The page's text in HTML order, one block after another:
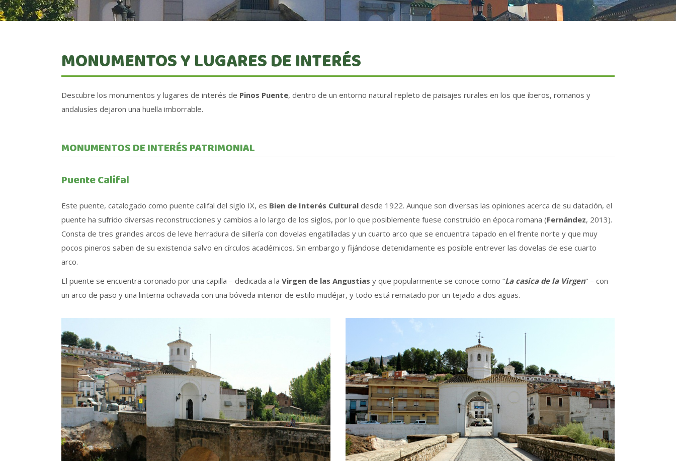
MONUMENTOS Y LUGARES DE INTERÉS
Descubre los monumentos y lugares de interés de Pinos Puente, dentro de un entorno natural repleto de paisajes rurales en los que íberos, romanos y
andalusíes dejaron una huella imborrable.
MONUMENTOS DE INTERÉS PATRIMONIAL
Puente Califal
Este puente, catalogado como puente califal del siglo IX, es Bien de Interés Cultural desde 1922. Aunque son diversas las opiniones acerca de su datación, el
puente ha sufrido diversas reconstrucciones y cambios a lo largo de los siglos, por lo que posiblemente fuese construido en época romana (Fernández, 2013).
Consta de tres grandes arcos de leve herradura de sillería con dovelas engatilladas y un cuarto arco que se encuentra tapado en el frente norte y que muy
pocos pineros saben de su existencia salvo en círculos académicos. Sin embargo y fijándose detenidamente es posible entrever las dovelas de ese cuarto
arco.
El puente se encuentra coronado por una capilla – dedicada a la Virgen de las Angustias y que popularmente se conoce como “La casica de la Virgen” – con
un arco de paso y una linterna ochavada con una bóveda interior de estilo mudéjar, y todo está rematado por un tejado a dos aguas.